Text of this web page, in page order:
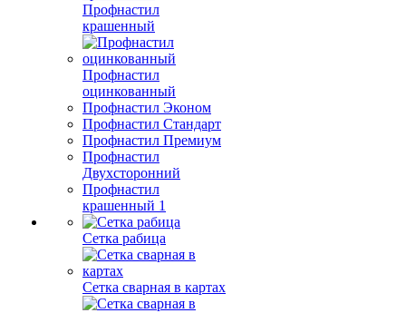
Профнастил
крашенный
Профнастил
оцинкованный
Профнастил Эконом
Профнастил Стандарт
Профнастил Премиум
Профнастил
Двухсторонний
Профнастил
крашенный 1
Сетка рабица
Сетка сварная в картах